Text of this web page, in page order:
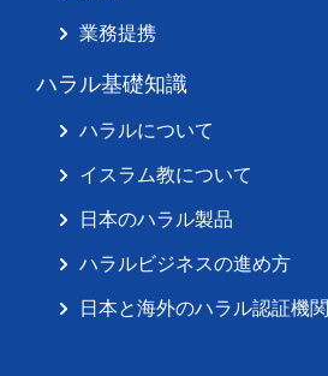
業務提携
ハラル基礎知識
ハラルについて
イスラム教について
日本のハラル製品
ハラルビジネスの進め方
日本と海外のハラル認証機関